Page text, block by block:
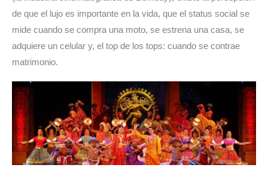
de que el lujo es importante en la vida, que el status social se
mide cuando se compra una moto, se estrena una casa, se
adquiere un celular y, el top de los tops: cuando se contrae
matrimonio.